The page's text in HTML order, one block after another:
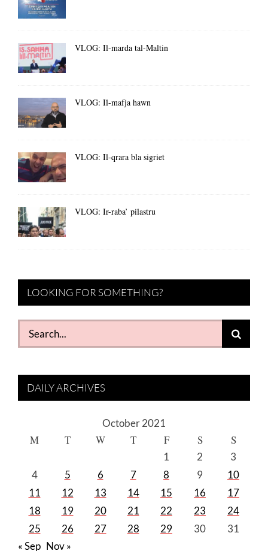
VLOG: Il-marda tal-Maltin
VLOG: Il-mafja hawn
VLOG: Il-qrara bla sigriet
VLOG: Ir-raba’ pilastru
LOOKING FOR SOMETHING?
Search
for:
DAILY ARCHIVES
October 2021
M T W T F S S
1 2
3
4
5 6 7 8 9
10
11
12 13 14 15 16
17
18
19 20 21 22 23
24
25
26 27 28 29 30
31
« Sep Nov »